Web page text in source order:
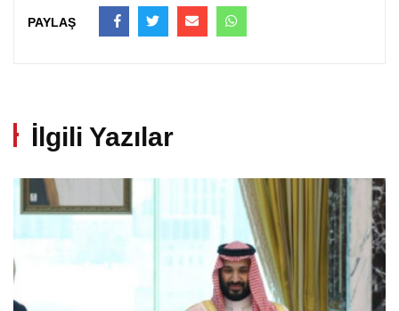
PAYLAŞ
İlgili Yazılar